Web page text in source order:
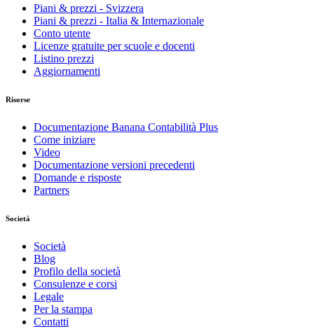
Piani & prezzi - Svizzera
Piani & prezzi - Italia & Internazionale
Conto utente
Licenze gratuite per scuole e docenti
Listino prezzi
Aggiornamenti
Risorse
Documentazione Banana Contabilità Plus
Come iniziare
Video
Documentazione versioni precedenti
Domande e risposte
Partners
Società
Società
Blog
Profilo della società
Consulenze e corsi
Legale
Per la stampa
Contatti